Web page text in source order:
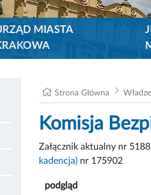
MIASTA
Strona Główna
Komisja
Załącznik aktualny nr
kadencja) nr 175902
podgląd